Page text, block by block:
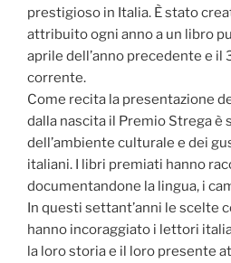
prestigioso in Italia. È stato
attribuito ogni anno a un libro
aprile dell’anno precedente e il
corrente.
Come recita la presentazione
dalla nascita il Premio Strega è
dell’ambiente culturale e dei
italiani. I libri premiati hanno
documentandone la lingua, i
In questi settant’anni le scelte
hanno incoraggiato i lettori
la loro storia e il loro presente